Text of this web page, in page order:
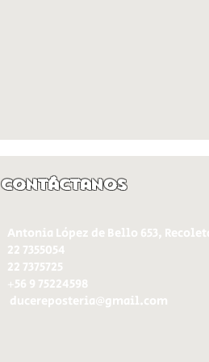
Contáctanos
Antonia López de Bello 653,
22 7355054
22 7375725
+56 9 75224598
ducereposteria@gmail.com